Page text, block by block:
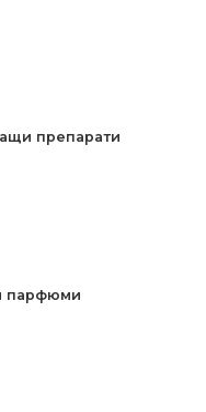
препарати
парфюми